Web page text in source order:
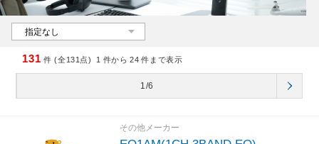
131 件 (全131点) 1 件から 24 件まで表示
1/6
その他メーカー